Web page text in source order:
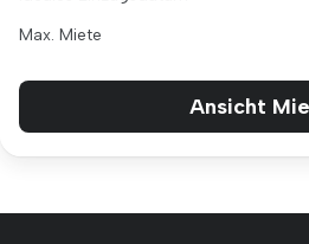
Max. Miete
Ansicht